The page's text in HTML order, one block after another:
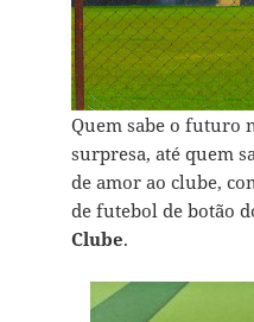
Quem sabe o futuro
surpresa, até quem
de amor ao clube,
de futebol de botão
Clube.